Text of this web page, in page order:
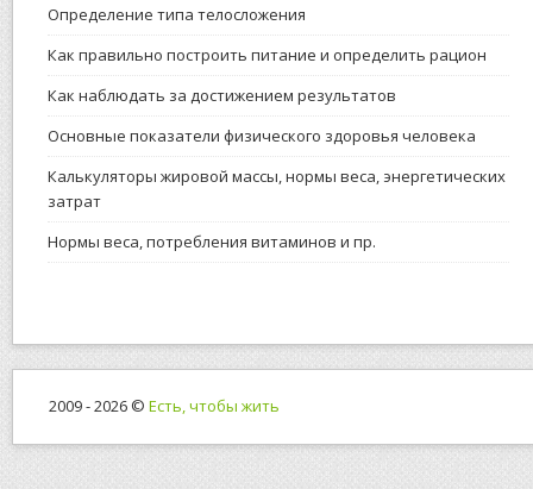
Определение типа телосложения
Как правильно построить питание и определить рацион
Как наблюдать за достижением результатов
Основные показатели физического здоровья человека
Калькуляторы жировой массы, нормы веса, энергетических
затрат
Нормы веса, потребления витаминов и пр.
2009 - 2026 © Есть, чтобы жить